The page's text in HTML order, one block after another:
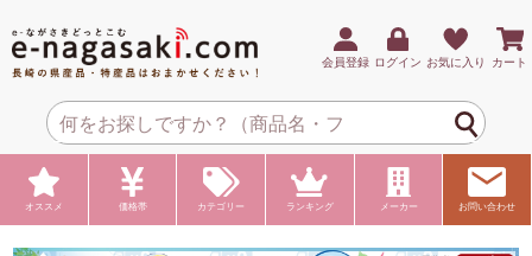
会員登録 ログイン お気に入り カート
オススメ 価格帯 カテゴリー ランキング メーカー お問い合わせ